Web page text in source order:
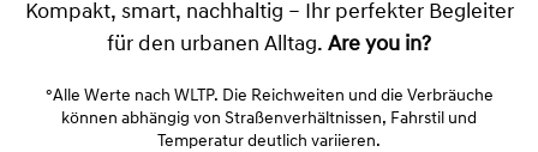
Kompakt, smart, nachhaltig – Ihr perfekter Begleiter
für den urbanen Alltag. Are you in?
°Alle Werte nach WLTP. Die Reichweiten und die Verbräuche
können abhängig von Straßenverhältnissen, Fahrstil und
Temperatur deutlich variieren.